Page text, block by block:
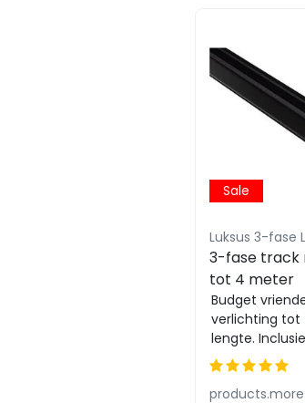
Sale
Luksus 3-fase
3-fase track
tot 4 meter
Budget
verlichting tot
lengte.
toebehoren
prive omgevi...